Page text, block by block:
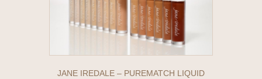
JANE IREDALE – PUREMATCH LIQUID